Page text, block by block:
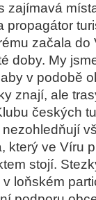
zajímavá
propagátor
začala do
doby. My
v podobě
znají, ale
českých
který ve Víru
stojí.
loňském